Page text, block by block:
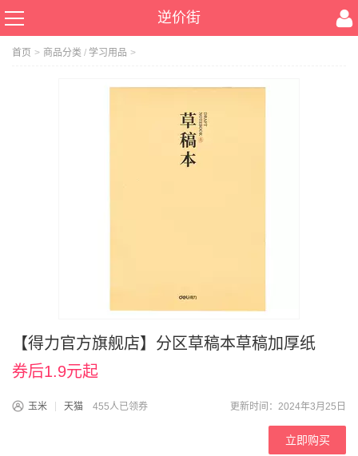
逆价街
首页 > 商品分类 / 学习用品 >
【得力官方旗舰店】分区草稿本草稿加厚纸
券后1.9元起
玉米 天猫 455人已领券 更新时间：2024年3月25日
立即购买